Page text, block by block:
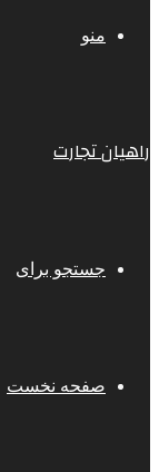
منو
راهیان تجارت
جستجو برای
صفحه نخست